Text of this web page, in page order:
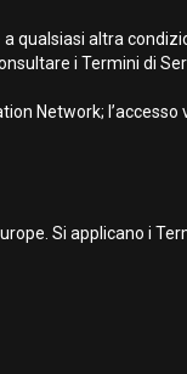
qualsiasi altra
i Termini di
Network;
Si applicano i